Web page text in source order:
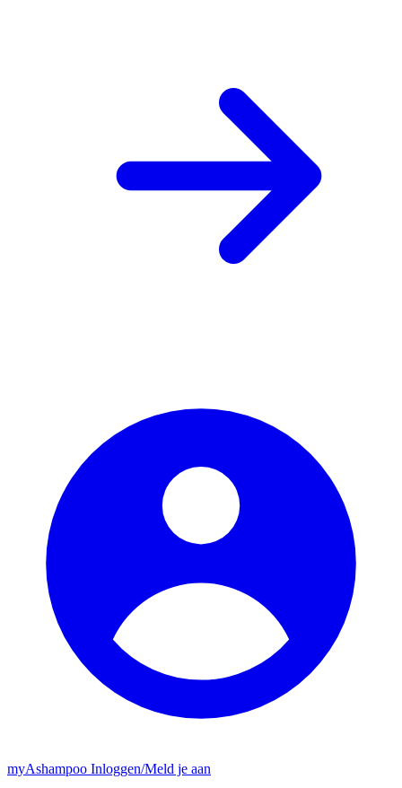
myAshampoo Inloggen/Meld je aan